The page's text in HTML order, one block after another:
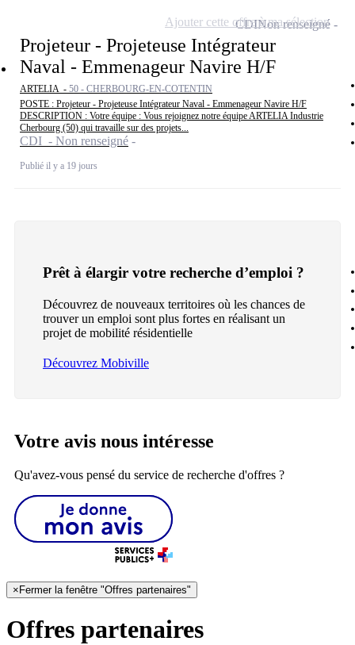
Projeteur - Projeteuse Intégrateur
Naval - Emmenageur Navire H/F
ARTELIA - 50 - CHERBOURG-EN-COTENTIN
POSTE : Projeteur - Projeteuse Intégrateur Naval - Emmenageur Navire H/F
DESCRIPTION : Votre équipe : Vous rejoignez notre équipe ARTELIA Industrie
Cherbourg (50) qui travaille sur des projets...
CDI - Non renseigné
Publié il y a 19 jours
CDINon renseigné
Ajouter cette offre à ma sélection
Prêt à élargir votre recherche d’emploi ?
Découvrez de nouveaux territoires où les chances de
trouver un emploi sont plus fortes en réalisant un
projet de mobilité résidentielle
Découvrez Mobiville
Votre avis nous intéresse
Qu'avez-vous pensé du service de recherche d'offres ?
× Fermer la fenêtre "Offres partenaires"
Offres partenaires